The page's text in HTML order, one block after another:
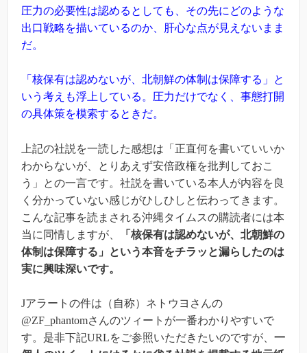
圧力の必要性は認めるとしても、その先にどのような
出口戦略を描いているのか、肝心な点が見えないまま
だ。
「核保有は認めないが、北朝鮮の体制は保障する」と
いう考えも浮上している。圧力だけでなく、事態打開
の具体策を模索するときだ。
上記の社説を一読した感想は「正直何を書いていいか
わからないが、とりあえず安倍政権を批判しておこ
う」との一言です。社説を書いている本人が内容を良
く分かっていない感じがひしひしと伝わってきます。
こんな記事を読まされる沖縄タイムスの購読者には本
当に同情しますが、
「核保有は認めないが、北朝鮮の
体制は保障する」という本音をチラッと漏らしたのは
実に興味深いです。
Jアラートの件は（自称）ネトウヨさんの
@ZF_phantomさんのツィートが一番わかりやすいで
す。是非下記URLをご参照いただきたいのですが、 一